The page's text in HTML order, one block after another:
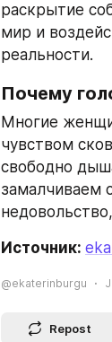
раскрытие
мир и
реальности.
Почему
Многие
чувством
свободно
замалчиваем
Источник:
@ekaterinburgu
Repost